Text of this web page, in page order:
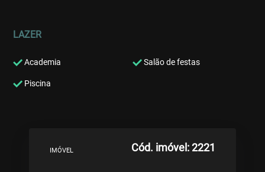
LAZER
Academia Salão de festas
Piscina
IMÓVEL Cód. imóvel: 2221